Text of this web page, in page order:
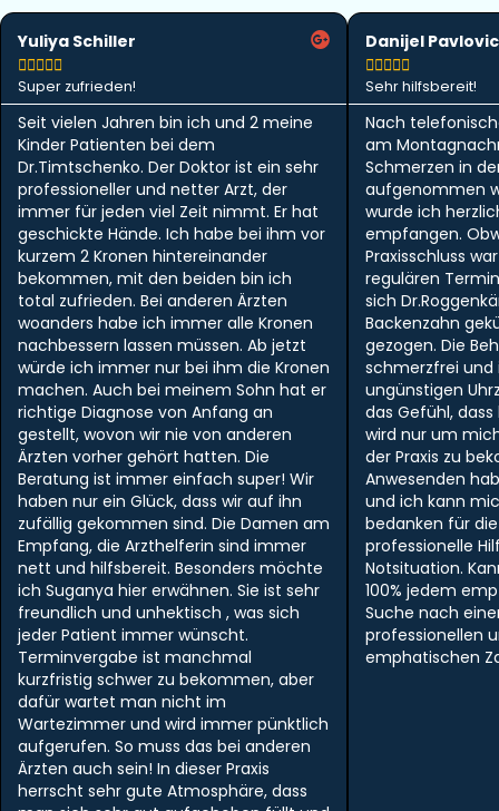
Yuliya Schiller

Super zufrieden!
Seit vielen Jahren bin ich und 2 meine
Kinder Patienten bei dem
Dr.Timtschenko. Der Doktor ist ein sehr
professioneller und netter Arzt, der
immer für jeden viel Zeit nimmt. Er hat
geschickte Hände. Ich habe bei ihm vor
kurzem 2 Kronen hintereinander
bekommen, mit den beiden bin ich
total zufrieden. Bei anderen Ärzten
woanders habe ich immer alle Kronen
nachbessern lassen müssen. Ab jetzt
würde ich immer nur bei ihm die Kronen
machen. Auch bei meinem Sohn hat er
richtige Diagnose von Anfang an
gestellt, wovon wir nie von anderen
Ärzten vorher gehört hatten. Die
Beratung ist immer einfach super! Wir
haben nur ein Glück, dass wir auf ihn
zufällig gekommen sind. Die Damen am
Empfang, die Arzthelferin sind immer
nett und hilfsbereit. Besonders möchte
ich Suganya hier erwähnen. Sie ist sehr
freundlich und unhektisch , was sich
jeder Patient immer wünscht.
Terminvergabe ist manchmal
kurzfristig schwer zu bekommen, aber
dafür wartet man nicht im
Wartezimmer und wird immer pünktlich
aufgerufen. So muss das bei anderen
Ärzten auch sein! In dieser Praxis
herrscht sehr gute Atmosphäre, dass
Danijel Pavlovic

Sehr hilfsbereit!
Nach
am
Schmerzen in
aufgenommen
wurde ich
empfangen.
Praxisschluss
regulären
sich
Backenzahn
gezogen. Die
schmerzfrei
ungünstigen
das Gefühl,
wird nur um
der Praxis zu
Anwesenden
und ich kann
bedanken für
professionelle
Notsituation.
100% jedem
Suche nach
professionellen
emphatischen